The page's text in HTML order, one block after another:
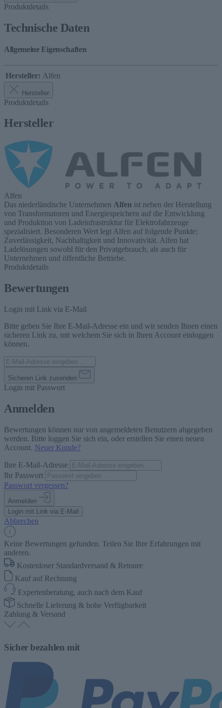
Produktdetails
Technische Daten
Allgemeine Eigenschaften
Hersteller: Alfen
Hersteller
Produktdetails
Hersteller
Alfen
Das niederländische Unternehmen Alfen ist neben der Herstellung
von Transformatoren und Energiespeichern auf die Entwicklung
und Produktion von Ladeinfrastruktur für Elektrofahrzeuge
spezialisiert. Besonderen Wert legt Alfen auf folgende Punkte:
Zuverlässigkeit, Nachhaltigkeit und Innovativität. Alfen hat
Ladelösungen sowohl für den Privatgebrauch, als auch für
Unternehmen und öffentliche Betriebe.
Produktdetails
Bewertungen
Login mit Link via E-Mail
Bitte geben Sie Ihre E-Mail-Adresse ein und wir senden Ihnen einen
sicheren Link zu, mit welchem Sie sich in Ihren Account einloggen
können.
Sicheren Link zusenden
Login mit Passwort
Anmelden
Bewertungen können nur von angemeldeten Benutzern abgegeben
werden. Bitte loggen Sie sich ein, oder erstellen Sie einen neuen
Account. Neuer Kunde?
Ihre E-Mail-Adresse
Ihr Passwort
Passwort vergessen?
Anmelden
Login mit Link via E-Mail
Abbrechen
Keine Bewertungen gefunden. Teilen Sie Ihre Erfahrungen mit
anderen.
Kostenloser Standardversand & Retoure
Kauf auf Rechnung
Expertenberatung, auch nach dem Kauf
Schnelle Lieferung & hohe Verfügbarkeit
Zahlung & Versand
Sicher bezahlen mit